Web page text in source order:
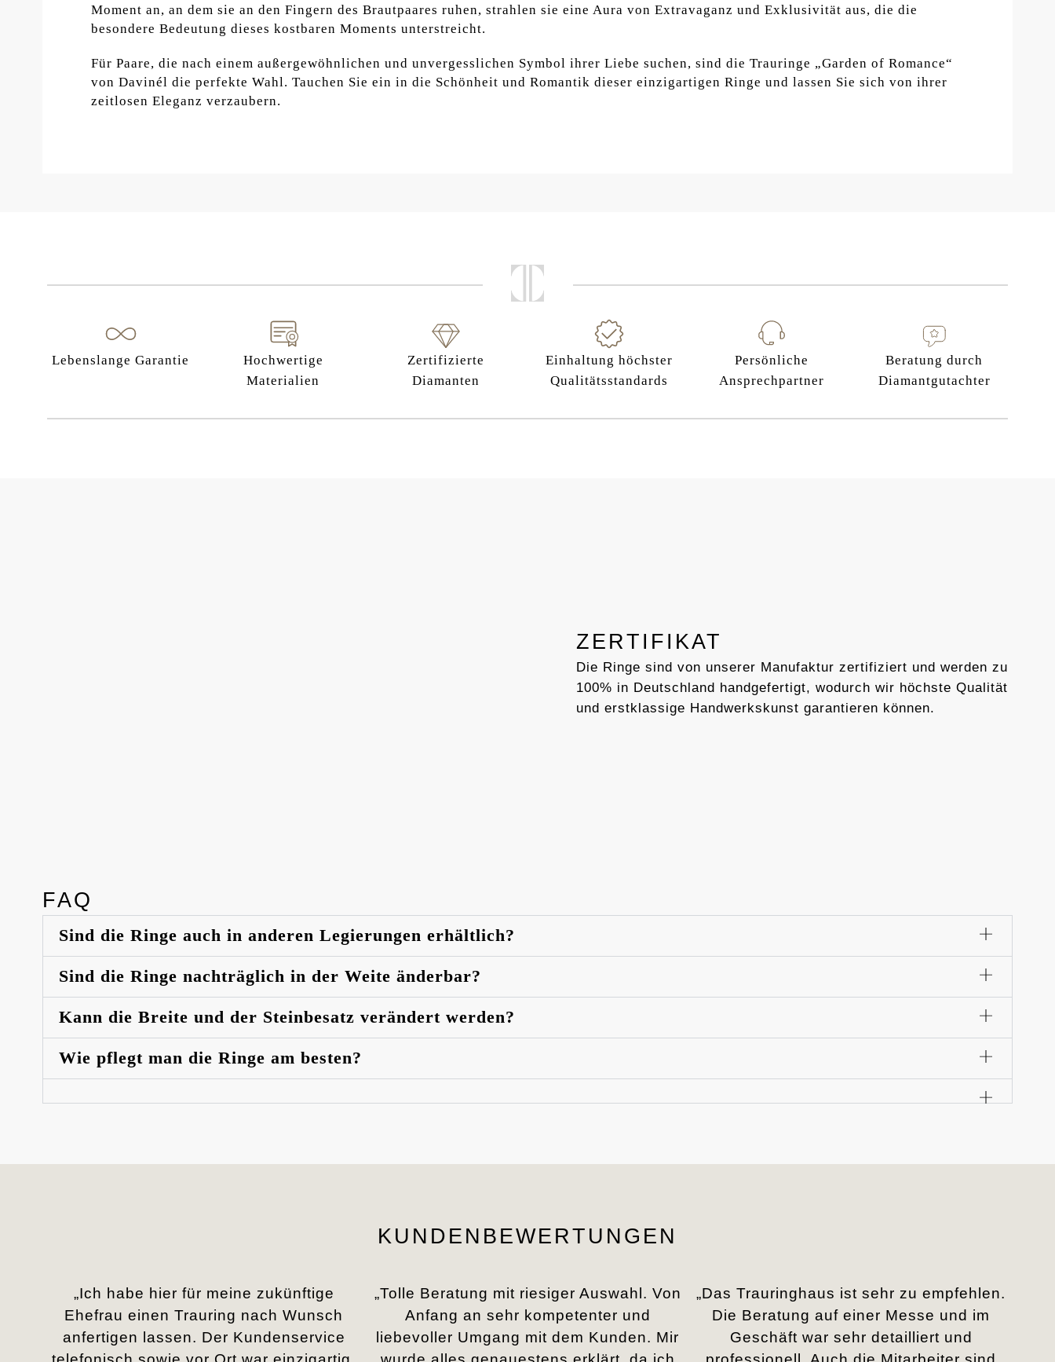
Moment an, an dem sie an den Fingern des Brautpaares ruhen, strahlen sie eine Aura von Extravaganz und Exklusivität aus, die die
besondere Bedeutung dieses kostbaren Moments unterstreicht.
Für Paare, die nach einem außergewöhnlichen und unvergesslichen Symbol ihrer Liebe suchen, sind die Trauringe „Garden of Romance“
von Davinél die perfekte Wahl. Tauchen Sie ein in die Schönheit und Romantik dieser einzigartigen Ringe und lassen Sie sich von ihrer
zeitlosen Eleganz verzaubern.
Lebenslange Garantie
Hochwertige
Materialien
Zertifizierte
Diamanten
Einhaltung höchster
Qualitätsstandards
Persönliche
Ansprechpartner
Beratung durch
Diamantgutachter
ZERTIFIKAT
Die Ringe sind von unserer Manufaktur zertifiziert und werden zu
100% in Deutschland handgefertigt, wodurch wir höchste Qualität
und erstklassige Handwerkskunst garantieren können.
FAQ
Sind die Ringe auch in anderen Legierungen erhältlich?
Sind die Ringe nachträglich in der Weite änderbar?
Kann die Breite und der Steinbesatz verändert werden?
Wie pflegt man die Ringe am besten?
KUNDENBEWERTUNGEN
„Ich habe hier für meine zukünftige
Ehefrau einen Trauring nach Wunsch
anfertigen lassen. Der Kundenservice
„Tolle Beratung mit riesiger Auswahl. Von
Anfang an sehr kompetenter und
liebevoller Umgang mit dem Kunden. Mir
„Das Trauringhaus ist sehr zu empfehlen.
Die Beratung auf einer Messe und im
Geschäft war sehr detailliert und